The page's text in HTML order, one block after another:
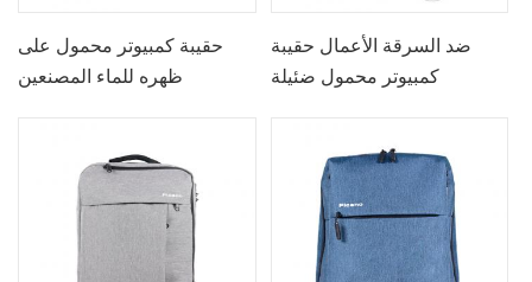
حقيبة كمبيوتر محمول على
ظهره للماء المصنعين
ضد السرقة الأعمال حقيبة
كمبيوتر محمول ضئيلة